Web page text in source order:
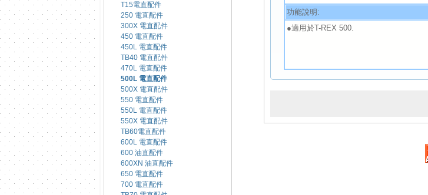
T15電直配件
250 電直配件
300X 電直配件
450 電直配件
450L 電直配件
TB40 電直配件
470L 電直配件
500L 電直配件
500X 電直配件
550 電直配件
550L 電直配件
550X 電直配件
TB60電直配件
600L 電直配件
600 油直配件
600XN 油直配件
650 電直配件
700 電直配件
功能說明:
●適用於T-REX 500.